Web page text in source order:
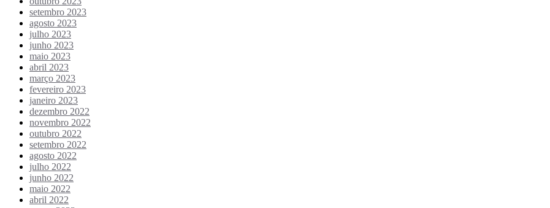
setembro 2023
agosto 2023
julho 2023
junho 2023
maio 2023
abril 2023
março 2023
fevereiro 2023
janeiro 2023
dezembro 2022
novembro 2022
outubro 2022
setembro 2022
agosto 2022
julho 2022
junho 2022
maio 2022
abril 2022